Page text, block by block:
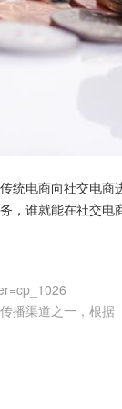
统电商向社交电
，谁就能在社交
播渠道之一，根据